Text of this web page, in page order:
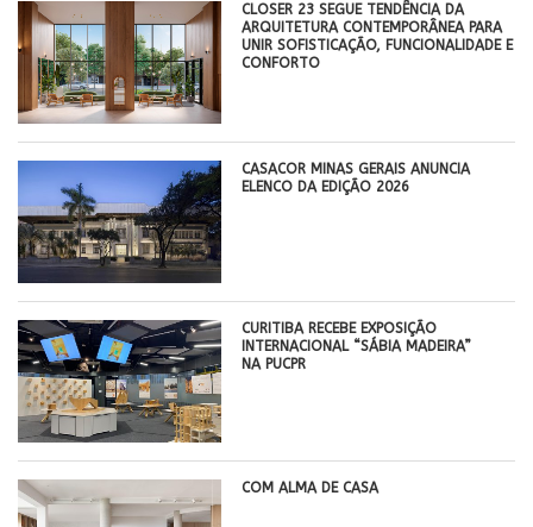
CLOSER 23 SEGUE TENDÊNCIA DA
ARQUITETURA CONTEMPORÂNEA PARA
UNIR SOFISTICAÇÃO, FUNCIONALIDADE E
CONFORTO
CASACOR MINAS GERAIS ANUNCIA
ELENCO DA EDIÇÃO 2026
CURITIBA RECEBE EXPOSIÇÃO
INTERNACIONAL “SÁBIA MADEIRA”
NA PUCPR
COM ALMA DE CASA